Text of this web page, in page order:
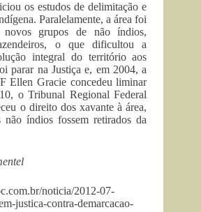
os estudos de delimitação e
Paralelamente, a área foi
novos grupos de não índios,
o que dificultou a
integral do território aos
parar na Justiça e, em 2004, a
Ellen Gracie concedeu liminar
o Tribunal Regional Federal
o direito dos xavante à área,
não índios fossem retirados da
noticia/2012-07-
justica-contra-demarcacao-